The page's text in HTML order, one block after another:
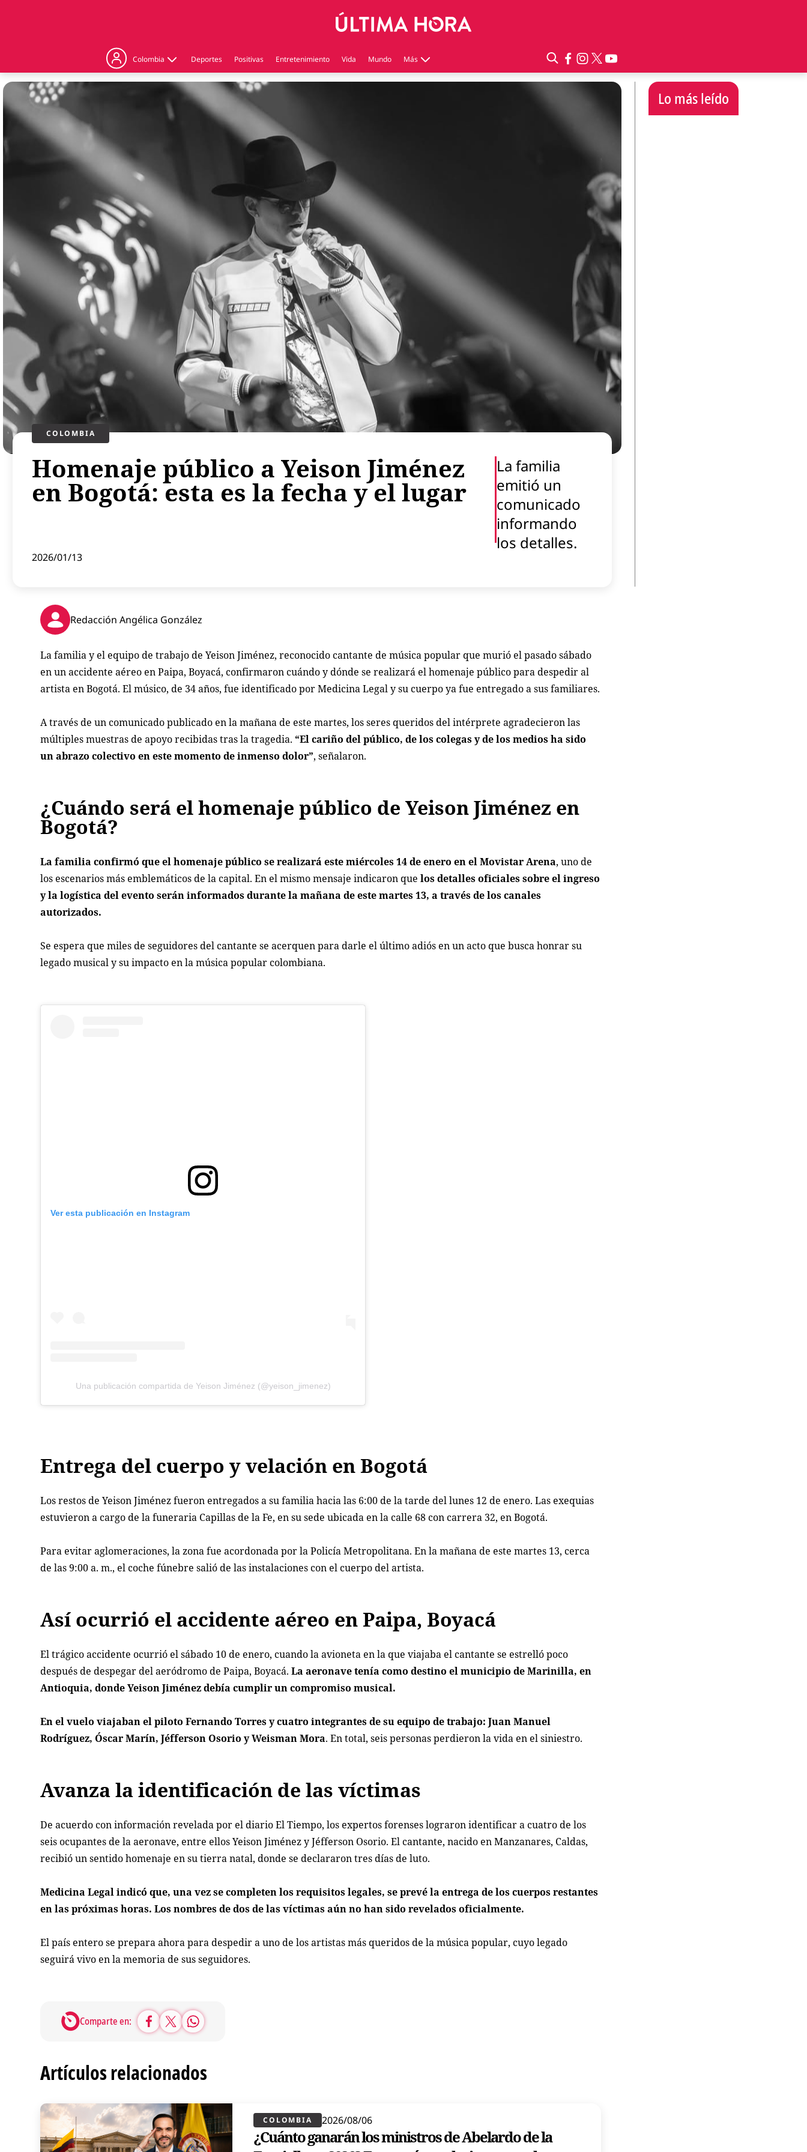
Colombia
Judicial
Politica
Regiones
Deportes Positivas Entretenimiento Vida Mundo Más
Virales
COLOMBIA
Homenaje público a Yeison Jiménez
en Bogotá: esta es la fecha y el lugar
La familia
emitió un
comunicado
informando
los detalles.
2026/01/13
Lo más leído
Redacción Angélica González
La familia y el equipo de trabajo de Yeison Jiménez, reconocido cantante de música popular que murió el pasado sábado
en un accidente aéreo en Paipa, Boyacá, confirmaron cuándo y dónde se realizará el homenaje público para despedir al
artista en Bogotá. El músico, de 34 años, fue identificado por Medicina Legal y su cuerpo ya fue entregado a sus familiares.
A través de un comunicado publicado en la mañana de este martes, los seres queridos del intérprete agradecieron las
múltiples muestras de apoyo recibidas tras la tragedia. “El cariño del público, de los colegas y de los medios ha sido
un abrazo colectivo en este momento de inmenso dolor”, señalaron.
¿Cuándo será el homenaje público de Yeison Jiménez en
Bogotá?
La familia confirmó que el homenaje público se realizará este miércoles 14 de enero en el Movistar Arena, uno de
los escenarios más emblemáticos de la capital. En el mismo mensaje indicaron quelos detalles oficiales sobre el ingreso
y la logística del evento serán informados durante la mañana de este martes 13, a través de los canales
autorizados.
Se espera que miles de seguidores del cantante se acerquen para darle el último adiós en un acto que busca honrar su
legado musical y su impacto en la música popular colombiana.
Ver esta publicación en Instagram
Una publicación compartida de Yeison Jiménez (@yeison_jimenez)
Entrega del cuerpo y velación en Bogotá
Los restos de Yeison Jiménez fueron entregados a su familia hacia las 6:00 de la tarde del lunes 12 de enero. Las exequias
estuvieron a cargo de la funeraria Capillas de la Fe, en su sede ubicada en la calle 68 con carrera 32, en Bogotá.
Para evitar aglomeraciones, la zona fue acordonada por la Policía Metropolitana. En la mañana de este martes 13, cerca
de las 9:00 a. m., el coche fúnebre salió de las instalaciones con el cuerpo del artista.
Así ocurrió el accidente aéreo en Paipa, Boyacá
El trágico accidente ocurrió el sábado 10 de enero, cuando la avioneta en la que viajaba el cantante se estrelló poco
después de despegar del aeródromo de Paipa, Boyacá. La aeronave tenía como destino el municipio de Marinilla, en
Antioquia, donde Yeison Jiménez debía cumplir un compromiso musical.
En el vuelo viajaban el piloto Fernando Torres y cuatro integrantes de su equipo de trabajo: Juan Manuel
Rodríguez, Óscar Marín, Jéfferson Osorio y Weisman Mora. En total, seis personas perdieron la vida en el siniestro.
Avanza la identificación de las víctimas
De acuerdo con información revelada por el diario El Tiempo, los expertos forenses lograron identificar a cuatro de los
seis ocupantes de la aeronave, entre ellos Yeison Jiménez y Jéfferson Osorio. El cantante, nacido en Manzanares, Caldas,
recibió un sentido homenaje en su tierra natal, donde se declararon tres días de luto.
Medicina Legal indicó que, una vez se completen los requisitos legales, se prevé la entrega de los cuerpos restantes
en las próximas horas. Los nombres de dos de las víctimas aún no han sido revelados oficialmente.
El país entero se prepara ahora para despedir a uno de los artistas más queridos de la música popular, cuyo legado
seguirá vivo en la memoria de sus seguidores.
Comparte en:
Artículos relacionados
COLOMBIA 2026/08/06
¿Cuánto ganarán los ministros de Abelardo de la